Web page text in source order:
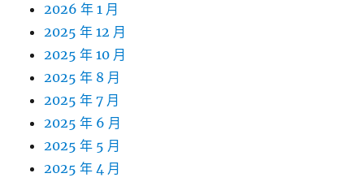
2026 年 1 月
2025 年 12 月
2025 年 10 月
2025 年 8 月
2025 年 7 月
2025 年 6 月
2025 年 5 月
2025 年 4 月